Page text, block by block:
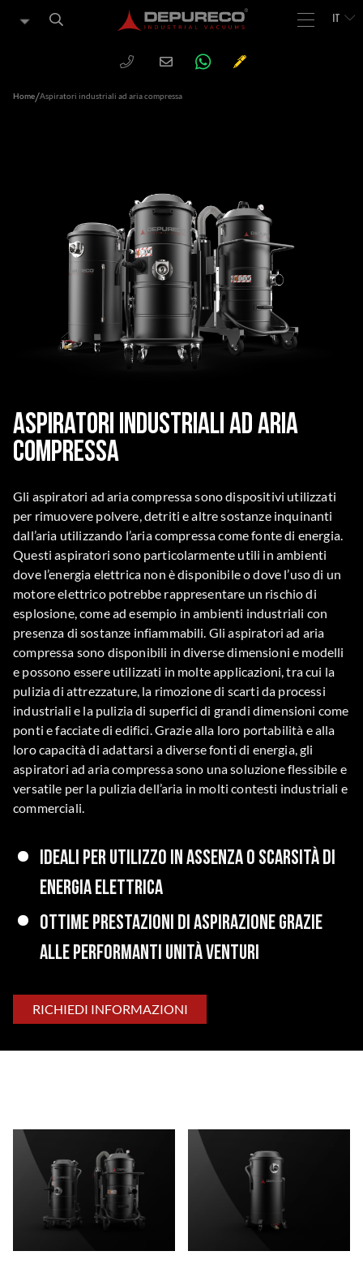
IT
PHONE Email WHATSAPP CHIEDI
UN
Home/Aspiratori industriali ad aria compressa
Aspiratori industriali ad aria
compressa
Gli aspiratori ad aria compressa sono dispositivi utilizzati
per rimuovere polvere, detriti e altre sostanze inquinanti
dall’aria utilizzando l’aria compressa come fonte di energia.
Questi aspiratori sono particolarmente utili in ambienti
dove l’energia elettrica non è disponibile o dove l’uso di un
motore elettrico potrebbe rappresentare un rischio di
esplosione, come ad esempio in ambienti industriali con
presenza di sostanze infiammabili. Gli aspiratori ad aria
compressa sono disponibili in diverse dimensioni e modelli
e possono essere utilizzati in molte applicazioni, tra cui la
pulizia di attrezzature, la rimozione di scarti da processi
industriali e la pulizia di superfici di grandi dimensioni come
ponti e facciate di edifici. Grazie alla loro portabilità e alla
loro capacità di adattarsi a diverse fonti di energia, gli
aspiratori ad aria compressa sono una soluzione flessibile e
versatile per la pulizia dell’aria in molti contesti industriali e
commerciali.
Ideali per utilizzo in assenza o scarsità di
energia elettrica
Ottime prestazioni di aspirazione grazie
alle performanti unità Venturi
RICHIEDI INFORMAZIONI